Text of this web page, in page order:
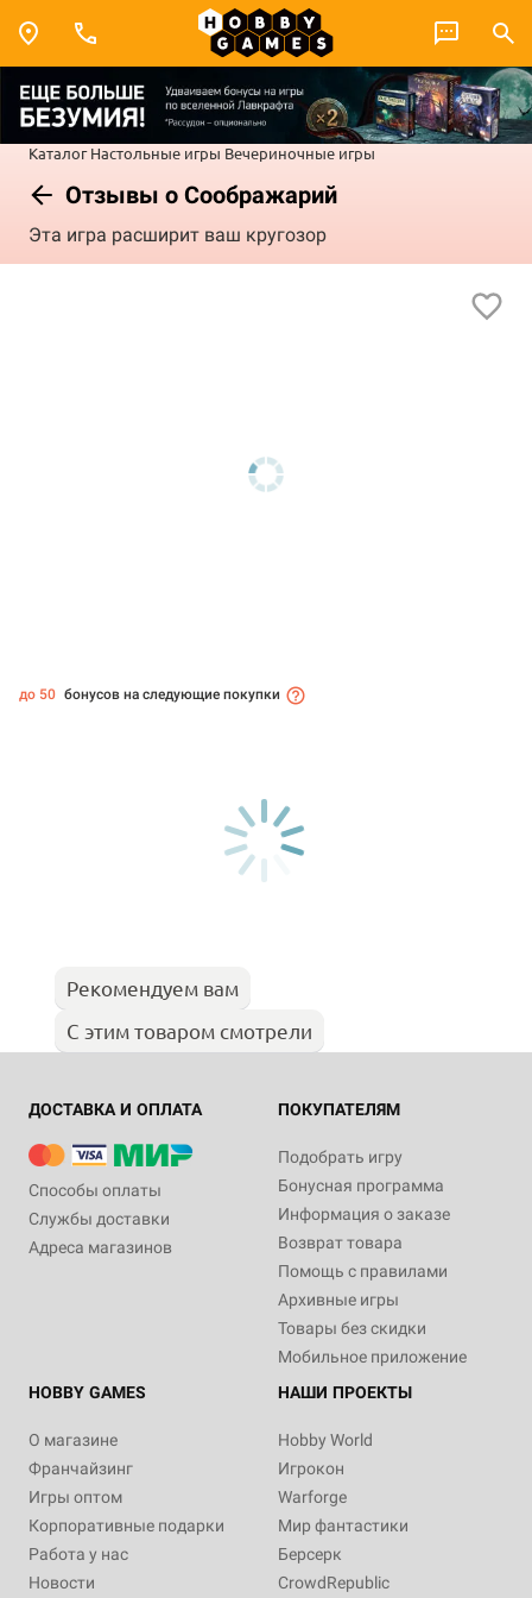
Каталог Настольные игры Вечериночные игры
Отзывы о Соображарий
Эта игра расширит ваш кругозор
до 50 бонусов на следующие покупки
Рекомендуем вам
С этим товаром смотрели
ДОСТАВКА И ОПЛАТА
Способы оплаты
Службы доставки
Адреса магазинов
ПОКУПАТЕЛЯМ
Подобрать игру
Бонусная программа
Информация о заказе
Возврат товара
Помощь с правилами
Архивные игры
Товары без скидки
Мобильное приложение
HOBBY GAMES
О магазине
Франчайзинг
Игры оптом
Корпоративные подарки
Работа у нас
Новости
НАШИ ПРОЕКТЫ
Hobby World
Игрокон
Warforge
Мир фантастики
Берсерк
CrowdRepublic